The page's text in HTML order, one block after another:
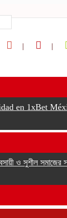
en 1xBet
ও সুশীল সমাজের